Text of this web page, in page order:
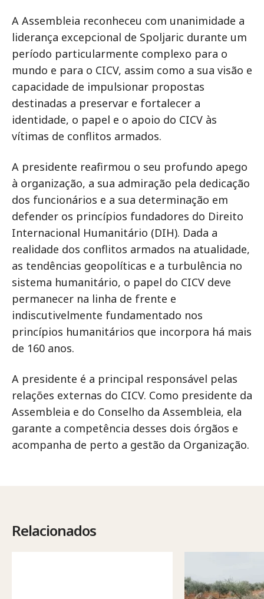
A Assembleia reconheceu com unanimidade a
liderança excepcional de Spoljaric durante um
período particularmente complexo para o
mundo e para o CICV, assim como a sua visão e
capacidade de impulsionar propostas
destinadas a preservar e fortalecer a
identidade, o papel e o apoio do CICV às
vítimas de conflitos armados.
A presidente reafirmou o seu profundo apego
à organização, a sua admiração pela dedicação
dos funcionários e a sua determinação em
defender os princípios fundadores do Direito
Internacional Humanitário (DIH). Dada a
realidade dos conflitos armados na atualidade,
as tendências geopolíticas e a turbulência no
sistema humanitário, o papel do CICV deve
permanecer na linha de frente e
indiscutivelmente fundamentado nos
princípios humanitários que incorpora há mais
de 160 anos.
A presidente é a principal responsável pelas
relações externas do CICV. Como presidente da
Assembleia e do Conselho da Assembleia, ela
garante a competência desses dois órgãos e
acompanha de perto a gestão da Organização.
Relacionados